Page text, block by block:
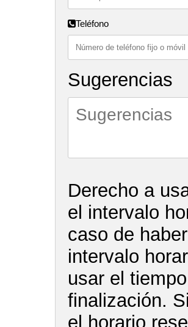
Teléfono
Sugerencias
Derecho a
el intervalo
caso de
intervalo
usar el
finalización.
el horario